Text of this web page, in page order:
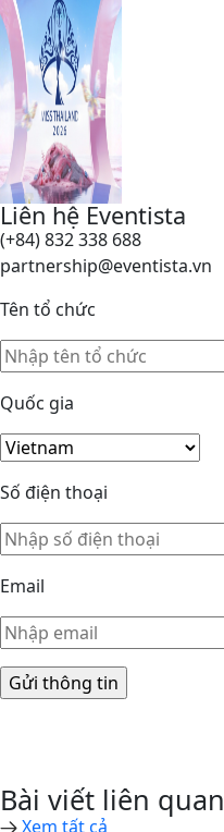
Liên hệ Eventista
(+84) 832 338 688
partnership@eventista.vn
Tên tổ chức
Quốc gia
Số điện thoại
Email
Bài viết liên quan
Xem tất cả